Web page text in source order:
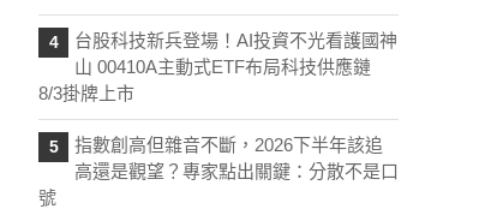
4
台股科技新兵登場！AI投資不光看護國神
山 00410A主動式ETF布局科技供應鏈
8/3掛牌上市
5
指數創高但雜音不斷，2026下半年該追
高還是觀望？專家點出關鍵：分散不是口
號